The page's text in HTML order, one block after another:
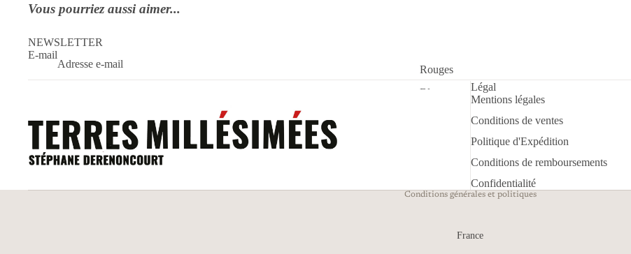
Rouges
Blancs
Effervescents
Liquoreux et Moëlleux
France
Vous pourriez aussi aimer...
NEWSLETTER
E-mail
Légal
Mentions légales
Conditions de ventes
Politique d'Expédition
Conditions de remboursements
Confidentialité
Conditions générales et politiques
Politique d’expédition
Politique de confidentialité
Conditions générales de vente